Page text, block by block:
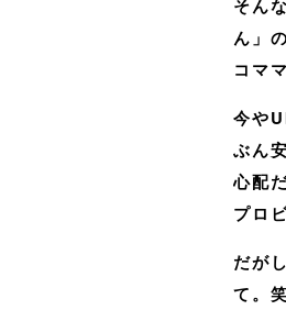
そん
ん」
コマ
今や
ぶん
心配
プロ
だが
て